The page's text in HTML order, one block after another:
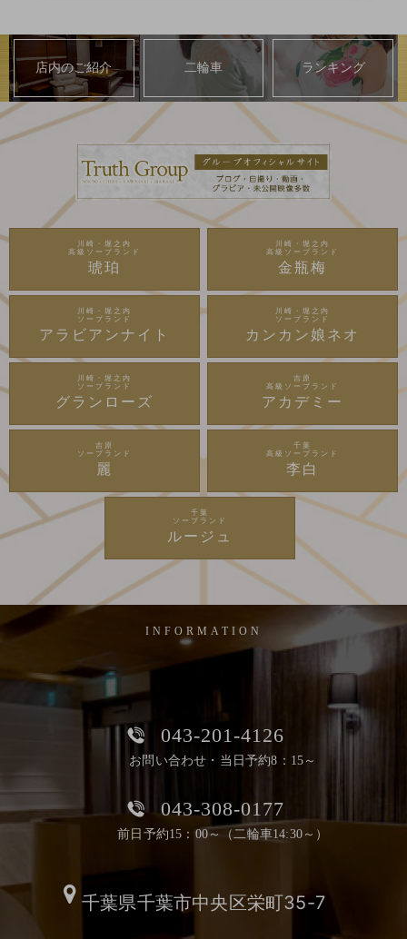
店内のご紹介 二輪車 ランキング
川崎・堀之内
高級ソープランド
琥珀
川崎・堀之内
高級ソープランド
金瓶梅
川崎・堀之内
ソープランド
アラビアンナイト
川崎・堀之内
ソープランド
カンカン娘ネオ
川崎・堀之内
ソープランド
グランローズ
吉原
高級ソープランド
アカデミー
吉原
ソープランド
麗
千葉
高級ソープランド
李白
千葉
ソープランド
ルージュ
INFORMATION
043-201-4126
お問い合わせ・当日予約8：15～
043-308-0177
前日予約15：00～（二輪車14:30～）
千葉県千葉市中央区栄町35-7